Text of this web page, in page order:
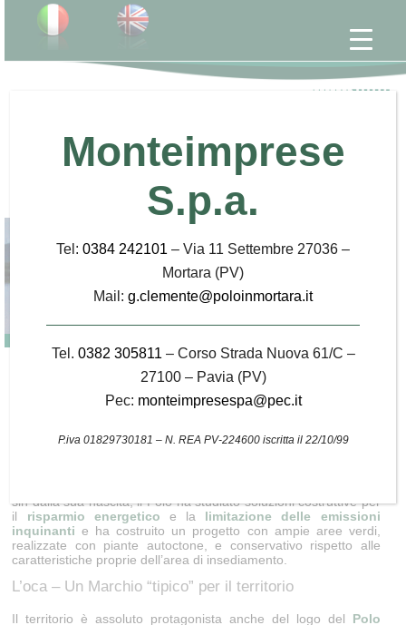
Ambiente e territorio
Ambiente e territorio
Sostenibilità e minimo impatto
Polo Logistico Integrato di Mortaraè profondamente legato
sin dalla sua nascita, il Polo ha studiato soluzioni costruttive per
il risparmio energetico e la limitazione delle emissioni
inquinanti e ha costruito un progetto con ampie aree verdi,
realizzate con piante autoctone, e conservativo rispetto alle
caratteristiche proprie dell’area di insediamento.
L’oca – Un Marchio “tipico” per il territorio
Il territorio è assoluto protagonista anche del logo del Polo
Monteimprese
S.p.a.
Tel: 0384 242101 – Via 11 Settembre 27036 –
Mortara (PV)
Mail: g.clemente@poloinmortara.it
Tel. 0382 305811 – Corso Strada Nuova 61/C –
27100 – Pavia (PV)
Pec: monteimpresespa@pec.it
P.iva 01829730181 – N. REA PV-224600 iscritta il 22/10/99